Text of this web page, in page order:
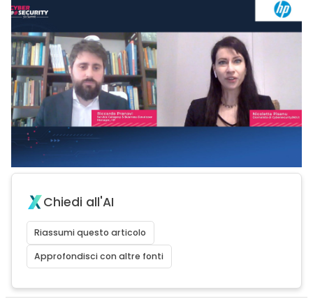
Chiedi all'AI
Riassumi questo articolo
Approfondisci con altre fonti